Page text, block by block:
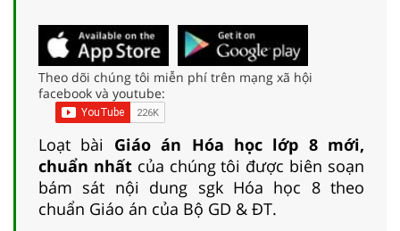
Theo dõi chúng tôi miễn phí trên mạng xã hội
facebook và youtube:
Loạt bài Giáo án Hóa học lớp 8 mới,
chuẩn nhấtcủa chúng tôi được biên soạn
bám sát nội dung sgk Hóa học 8 theo
chuẩn Giáo án của Bộ GD & ĐT.